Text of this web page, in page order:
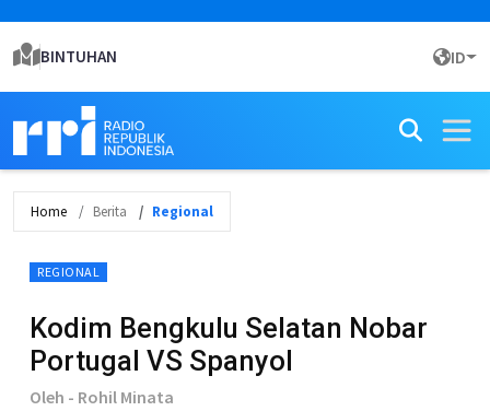
BINTUHAN ID
Home Berita Regional
REGIONAL
Kodim Bengkulu Selatan Nobar
Portugal VS Spanyol
Oleh - Rohil Minata